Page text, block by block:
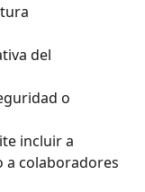
del
o
incluir a
a colaboradores